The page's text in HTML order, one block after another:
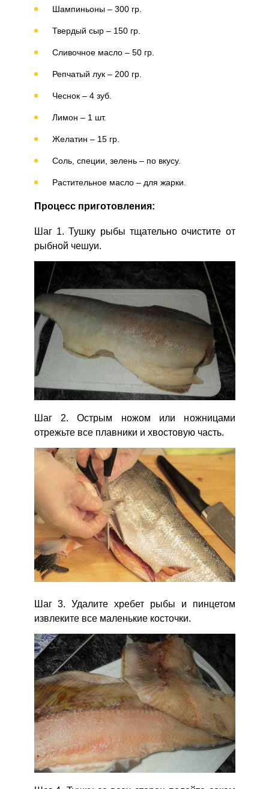
Шампиньоны – 300 гр.
Твердый сыр – 150 гр.
Сливочное масло – 50 гр.
Репчатый лук – 200 гр.
Чеснок – 4 зуб.
Лимон – 1 шт.
Желатин – 15 гр.
Соль, специи, зелень – по вкусу.
Растительное масло – для жарки.
Процесс приготовления:
Шаг 1. Тушку рыбы тщательно очистите от
рыбной чешуи.
Шаг 2. Острым ножом или ножницами
отрежьте все плавники и хвостовую часть.
Шаг 3. Удалите хребет рыбы и пинцетом
извлеките все маленькие косточки.
ВХОД НА САЙТ РЕГИСТРАЦИЯ
Войдите
с помощью социальных сетей:
или
ШАГ1 ИЗ 5
Сообщить об ошибке